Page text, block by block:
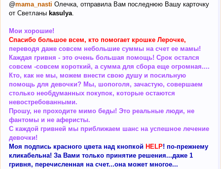
@mama_nasti Олечка, отправила Вам последнюю Вашу карточку
от Светланы kasulya.
Мои хорошие!
Спасибо большое всем, кто помогает крошке Лерочке,
переводя даже совсем небольшие суммы на счет ее мамы!
Каждая гривня - это очень большая помощь! Срок остался
совсем -совсем короткий, а сумма для сбора еще огромная....
Кто, как не мы, можем внести свою душу и посильную
помощь для девочки? Мы, шопоголя, зачастую, совершаем
столько необдуманных покупок, которые остаются
невостребованными.
Прошу, не проходите мимо беды! Это реальные люди, не
фантомы и не аферисты.
С каждой гривней мы приближаем шанс на успешное лечение
девочки!
Моя подпись красного цвета над кнопкой HELP! по-прежнему
кликабельна! За Вами только принятие решения...даже 1
гривня, перечисленная на счет...она может многое...